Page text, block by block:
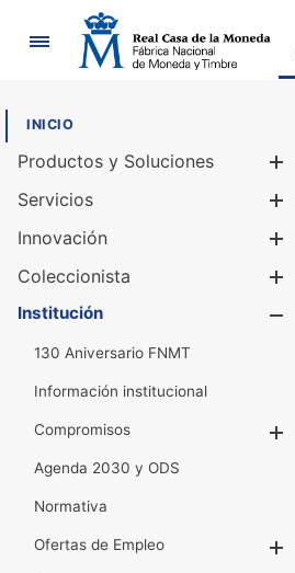
Navegación
INICIO
Productos y Soluciones
Servicios
Innovación
Coleccionista
Institución
130 Aniversario FNMT
Información institucional
Compromisos
Agenda 2030 y ODS
Normativa
Ofertas de Empleo